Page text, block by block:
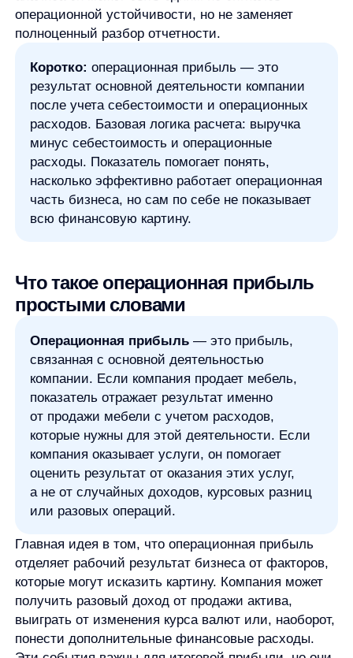
часть бизнеса, но сам по себе не показывает
всю финансовую картину.
Что такое операционная прибыль
простыми словами
Операционная прибыль— это прибыль,
связанная с основной деятельностью
компании. Если компания продает мебель,
показатель отражает результат именно
от продажи мебели с учетом расходов,
которые нужны для этой деятельности. Если
компания оказывает услуги, он помогает
или разовых операций.
Главная идея в том, что операционная прибыль
отделяет рабочий результат бизнеса от факторов,
которые могут исказить картину. Компания может
получить разовый доход от продажи актива,
выиграть от изменения курса валют или, наоборот,
понести дополнительные финансовые расходы.
Эти события важны для итоговой прибыли, но они
не всегда показывают, насколько хорошо работает
основная модель бизнеса.
Поэтому операционную прибыль удобно
использовать как промежуточный слой анализа.
Она отвечает не на вопрос «сколько компания
заработала окончательно», а на вопрос «что дает
операционных расходов».
Как рассчитать операционную
прибыль
В базовой логике формула операционной
прибыли выглядит так: